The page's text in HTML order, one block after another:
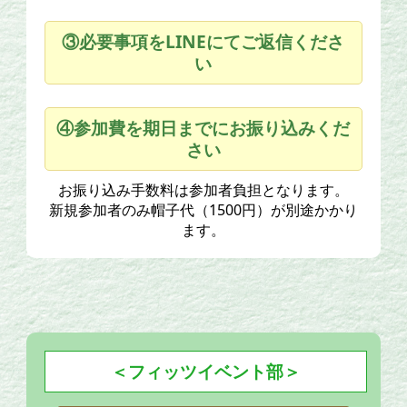
③必要事項をLINEにてご返信くださ
い
④参加費を期日までにお振り込みくだ
さい
お振り込み手数料は参加者負担となります。
新規参加者のみ帽子代（1500円）が別途かかり
ます。
＜フィッツイベント部＞